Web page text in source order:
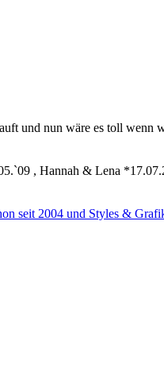
und nun wäre es toll wenn
, Hannah & Lena
seit 2004 und Styles &